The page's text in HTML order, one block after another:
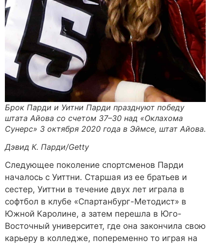
Брок Парди и Уитни Парди празднуют победу
штата Айова со счетом 37–30 над «Оклахома
Сунерс» 3 октября 2020 года в Эймсе, штат Айова.
Дэвид К. Парди/Getty
Следующее поколение спортсменов Парди
началось с Уиттни. Старшая из ее братьев и
сестер, Уиттни в течение двух лет играла в
софтбол в клубе «Спартанбург-Методист» в
Южной Каролине, а затем перешла в Юго-
Восточный университет, где она закончила свою
карьеру в колледже, попеременно то играя на